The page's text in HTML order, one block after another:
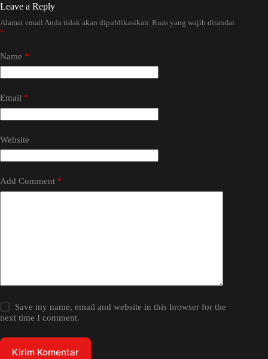
Leave a Reply
Alamat email Anda tidak akan dipublikasikan. Ruas yang wajib ditandai
*
Name *
Email *
Website
Add Comment *
Save my name, email and website in this browser for the
next time I comment.
Kirim Komentar